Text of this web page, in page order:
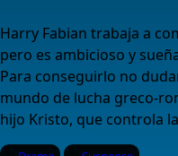
Harry Fabian trabaja a
pero es ambicioso y
Para conseguirlo no
mundo de lucha greco-
hijo Kristo, que controla